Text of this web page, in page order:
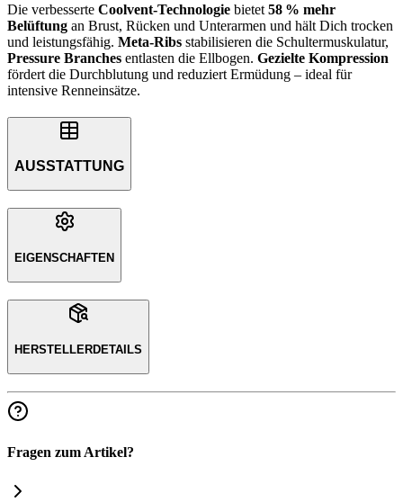
Die verbesserte Coolvent-Technologie bietet 58 % mehr
Belüftung an Brust, Rücken und Unterarmen und hält Dich trocken
und leistungsfähig. Meta-Ribs stabilisieren die Schultermuskulatur,
Pressure Branches entlasten die Ellbogen. Gezielte Kompression
fördert die Durchblutung und reduziert Ermüdung – ideal für
intensive Renneinsätze.
AUSSTATTUNG
EIGENSCHAFTEN
HERSTELLERDETAILS
Fragen zum Artikel?